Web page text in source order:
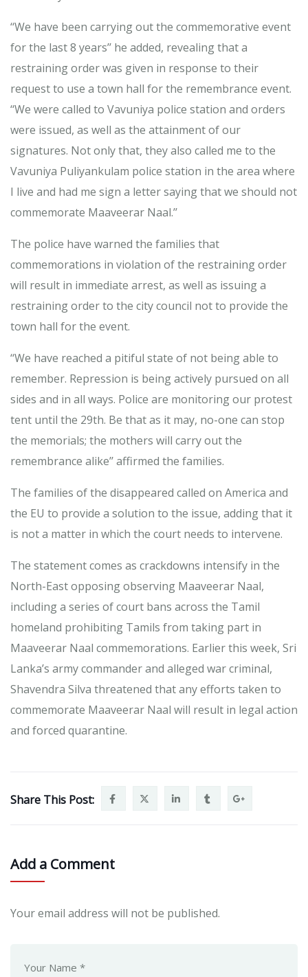
‘‘We have been carrying out the commemorative event
for the last 8 years’’ he added, revealing that a
restraining order was given in response to their
request to use a town hall for the remembrance event.
‘‘We were called to Vavuniya police station and orders
were issued, as well as the attainment of our
signatures. Not only that, they also called me to the
Vavuniya Puliyankulam police station in the area where
I live and had me sign a letter saying that we should not
commemorate Maaveerar Naal.’’
The police have warned the families that
commemorations in violation of the restraining order
will result in immediate arrest, as well as issuing a
restraining order to the city council not to provide the
town hall for the event.
‘‘We have reached a pitiful state of not being able to
remember. Repression is being actively pursued on all
sides and in all ways. Police are monitoring our protest
tent until the 29th. Be that as it may, no-one can stop
the memorials; the mothers will carry out the
remembrance alike’’ affirmed the families.
The families of the disappeared called on America and
the EU to provide a solution to the issue, adding that it
is not a matter in which the court needs to intervene.
The statement comes as crackdowns intensify in the
North-East opposing observing Maaveerar Naal,
including a series of court bans across the Tamil
homeland prohibiting Tamils from taking part in
Maaveerar Naal commemorations. Earlier this week, Sri
Lanka’s army commander and alleged war criminal,
Shavendra Silva threatened that any efforts taken to
commemorate Maaveerar Naal will result in legal action
and forced quarantine.
Share This Post:
Add a Comment
Your email address will not be published.